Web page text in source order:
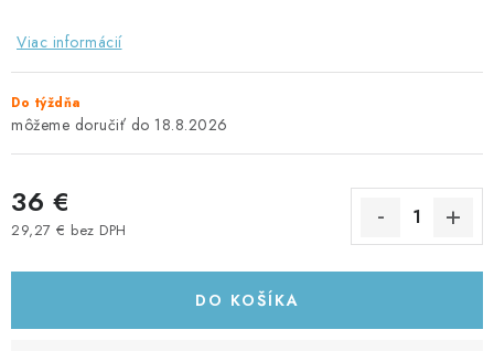
Viac informácií
Do týždňa
18.8.2026
36 €
29,27 € bez DPH
DO KOŠÍKA